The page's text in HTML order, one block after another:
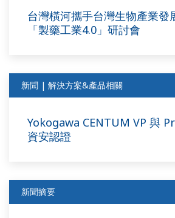
台灣橫河攜手台灣生物產業發
「製藥工業4.0」研討會
新聞 | 解決方案&產品相關
Yokogawa CENTUM VP 與
資安認證
新聞摘要